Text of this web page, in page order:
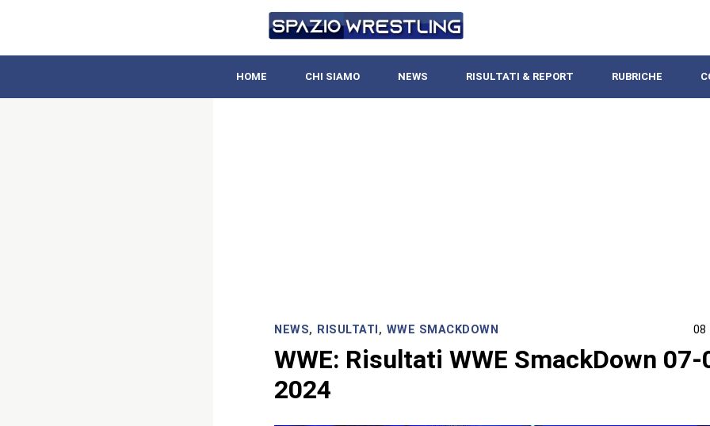
HOME CHI SIAMO NEWS RISULTATI & REPORT RUBRICHE
NEWS, RISULTATI, WWE SMACKDOWN 08
WWE: Risultati WWE SmackDown
2024